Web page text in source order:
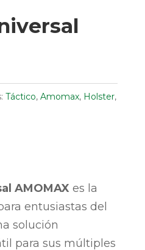
Táctico, Amomax, Holster,
AMOMAX es la
entusiastas del
solución
para sus múltiples